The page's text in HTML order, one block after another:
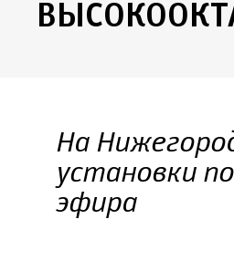
На
установки
эфира